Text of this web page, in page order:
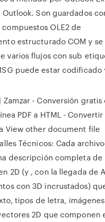
Son guardados
OLE2 de
estructurado COM y se
varios flujos con sub
puede estar codificado
Zamzar - Conversión gratis
PDF a HTML - Convertir
View other document file
Técnicos: Cada archivo
descripción completa de
2D (y , con la llegada de
con 3D incrustados)
tipos de letra,
2D que componen